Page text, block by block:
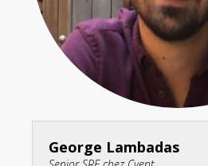
George Lambadas